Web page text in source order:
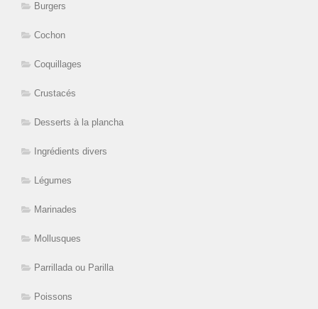
Burgers
Cochon
Coquillages
Crustacés
Desserts à la plancha
Ingrédients divers
Légumes
Marinades
Mollusques
Parrillada ou Parilla
Poissons